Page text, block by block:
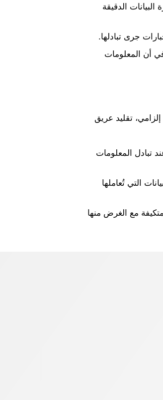
الدقيقة
جرى تبادلها.
في أن المعلومات
تقليد عريق
تبادل المعلومات
التي تُعاملها
متكيفة مع الغرض منها